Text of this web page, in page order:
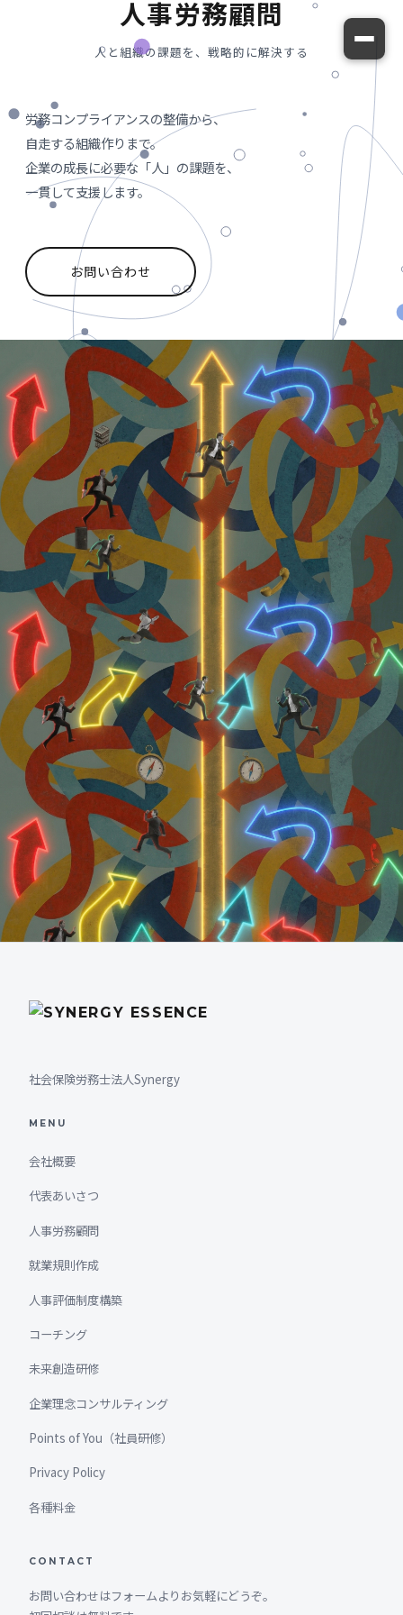
人事労務顧問
人と組織の課題を、戦略的に解決する
労務コンプライアンスの整備から、
自走する組織作りまで。
企業の成長に必要な「人」の課題を、
一貫して支援します。
お問い合わせ
社会保険労務士法人Synergy
MENU
会社概要
代表あいさつ
人事労務顧問
就業規則作成
人事評価制度構築
コーチング
未来創造研修
企業理念コンサルティング
Points of You（社員研修）
Privacy Policy
各種料金
CONTACT
お問い合わせはフォームよりお気軽にどうぞ。